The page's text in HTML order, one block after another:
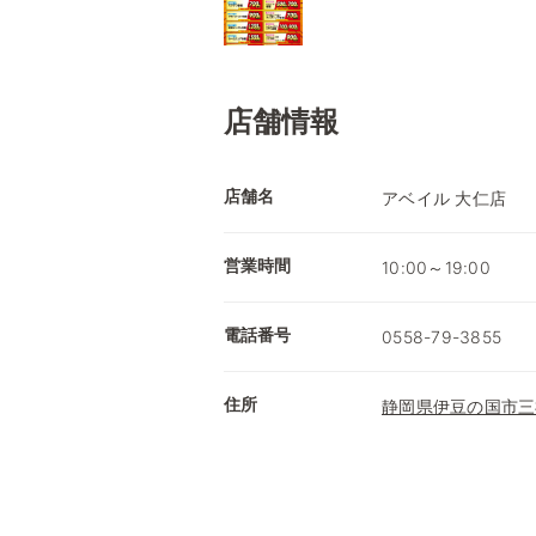
店舗情報
店舗名 アベイル 大仁店
営業時間 10:00～19:00
電話番号 0558-79-3855
住所 静岡県伊豆の国市